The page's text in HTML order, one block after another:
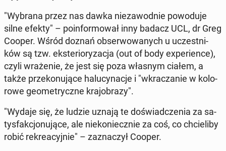
"Wybrana przez nas dawka nie­za­wod­nie po­wo­du­je
silne efekty" – po­in­for­mo­wał inny badacz UCL, dr Greg
Cooper. Wśród doznań ob­ser­wo­wa­nych u uczest­ni­
ków są tzw. eks­te­rio­ry­za­cja (out of body expe­rien­ce),
czyli wra­że­nie, że jest się poza własnym ciałem, a
także prze­ko­nu­ją­ce ha­lu­cy­na­cje i "wkra­cza­nie w ko­lo­
ro­we geo­me­trycz­ne kra­jo­bra­zy".
"Wydaje się, że ludzie uznają te do­świad­cze­nia za sa­
tys­fak­cjo­nu­ją­ce, ale nie­ko­niecz­nie za coś, co chcie­li­by
robić re­kre­acyj­nie" – za­zna­czył Cooper.